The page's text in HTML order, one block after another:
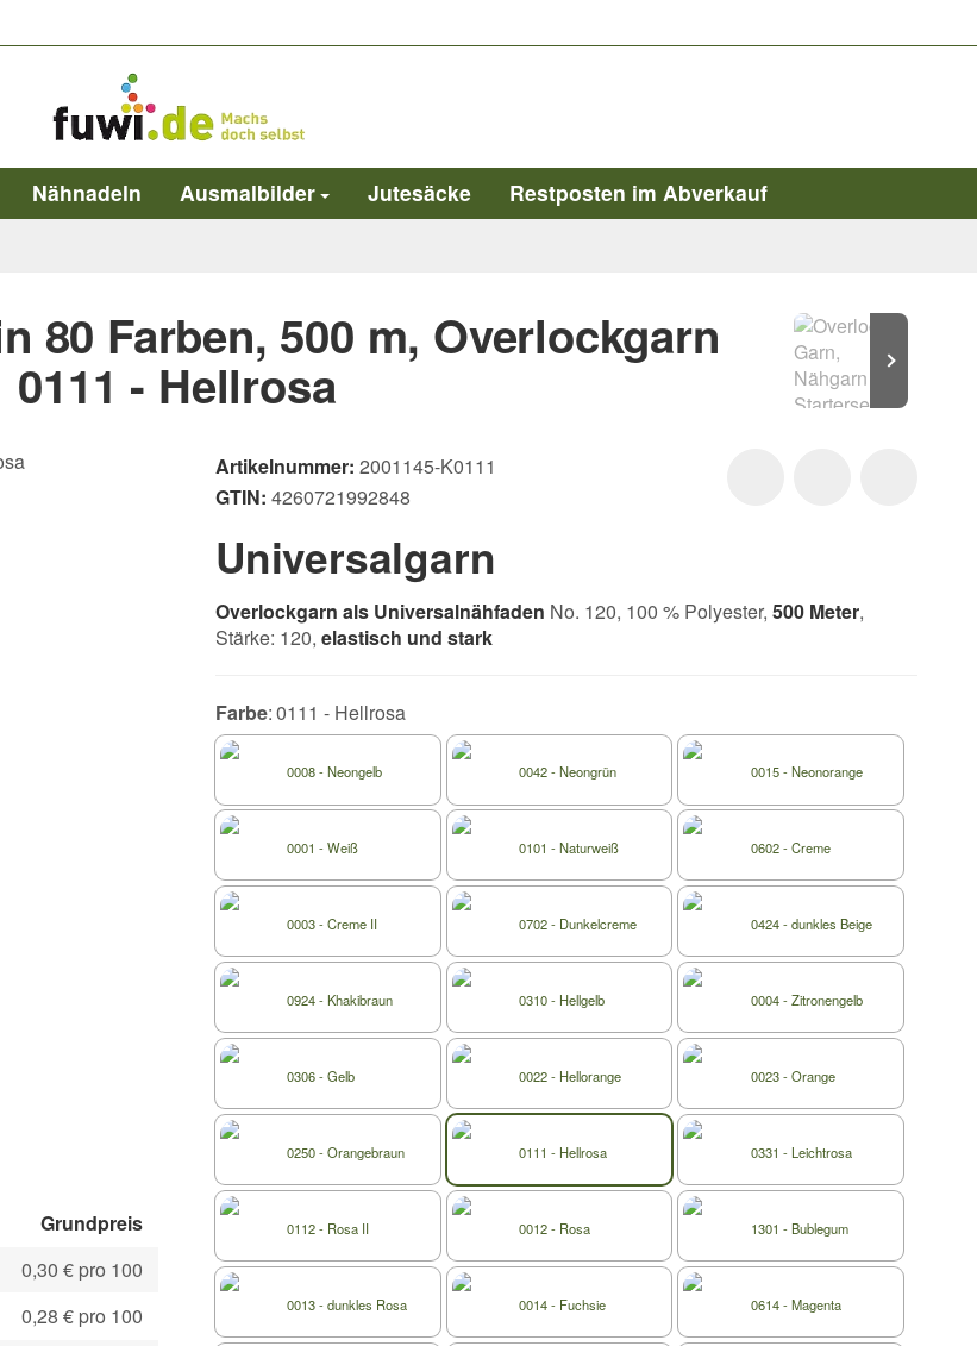
Nähnadeln Ausmalbilder Jutesäcke Restposten im Abverkauf
80 Farben, 500 m, Overlockgarn
0111 - Hellrosa
Grundpreis
0,30 € pro 100
0,28 € pro 100
Artikelnummer: 2001145-K0111
GTIN: 4260721992848
Universalgarn
Overlockgarn als Universalnähfaden No. 120, 100 % Polyester, 500 Meter,
Stärke: 120, elastisch und stark
Farbe 0111 - Hellrosa
0008 - Neongelb 0042 - Neongrün 0015 - Neonorange
0001 - Weiß 0101 - Naturweiß 0602 - Creme
0003 - Creme II 0702 - Dunkelcreme 0424 - dunkles Beige
0924 - Khakibraun 0310 - Hellgelb 0004 - Zitronengelb
0306 - Gelb 0022 - Hellorange 0023 - Orange
0250 - Orangebraun 0111 - Hellrosa 0331 - Leichtrosa
0112 - Rosa II 0012 - Rosa 1301 - Bublegum
0013 - dunkles Rosa 0014 - Fuchsie 0614 - Magenta